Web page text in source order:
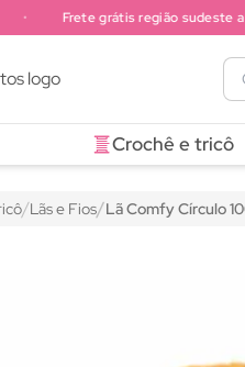
a partir de R$ 199,90. Frete
Frete grátis região sudeste a
Crochê e tricô
Lãs e Fios Lã Comfy Círculo